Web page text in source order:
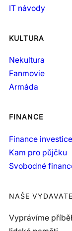
IT návody
KULTURA
Nekultura
Fanmovie
Armáda
FINANCE
Finance investice
Kam pro půjčku
Svobodné
NAŠE
Vyprávíme